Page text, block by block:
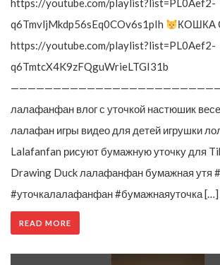
https://youtube.com/playlist?list=PL0Aef2-
q6TmvljMkdp56sEq0COv6s1pIh
КОШКА
https://youtube.com/playlist?list=PL0Aef2-
q6TmtcX4K9zFQguWrieLTGI31b
лалафанфан влог с уточкой настюшик
лалафан игры видео для детей игрушки
Lalafanfan рисуют бумажную уточку для
Drawing Duck лалафанфан бумажная утя
#уточкалалафанфан #бумажнаяуточка […]
READ MORE